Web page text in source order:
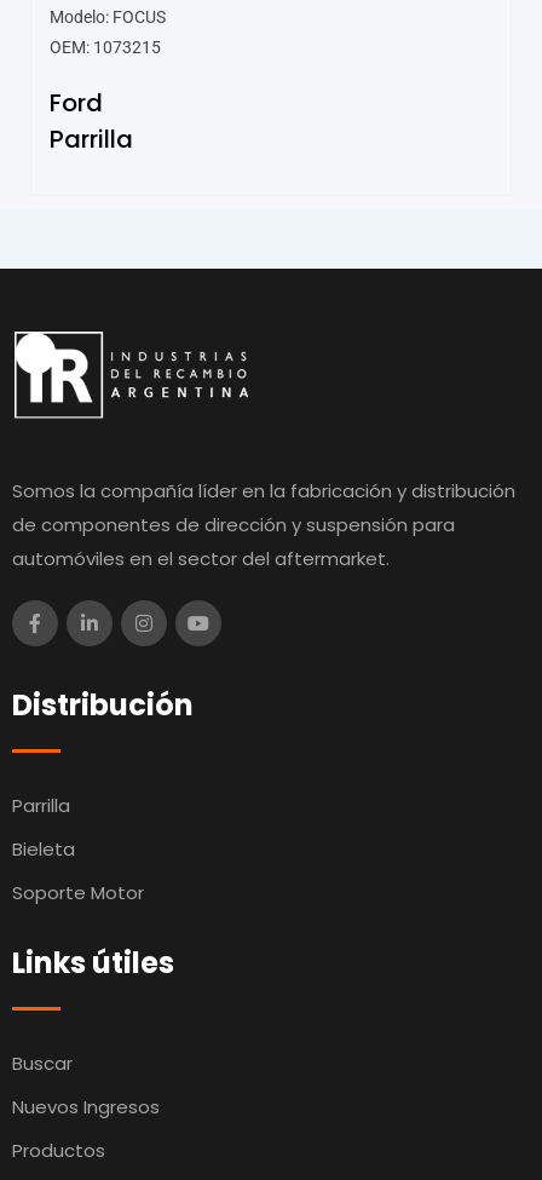
Modelo: FOCUS
OEM: 1073215
Ford
Parrilla
Somos la compañía líder en la fabricación y distribución
de componentes de dirección y suspensión para
automóviles en el sector del aftermarket.
Distribución
Parrilla
Bieleta
Soporte Motor
Links útiles
Buscar
Nuevos Ingresos
Productos